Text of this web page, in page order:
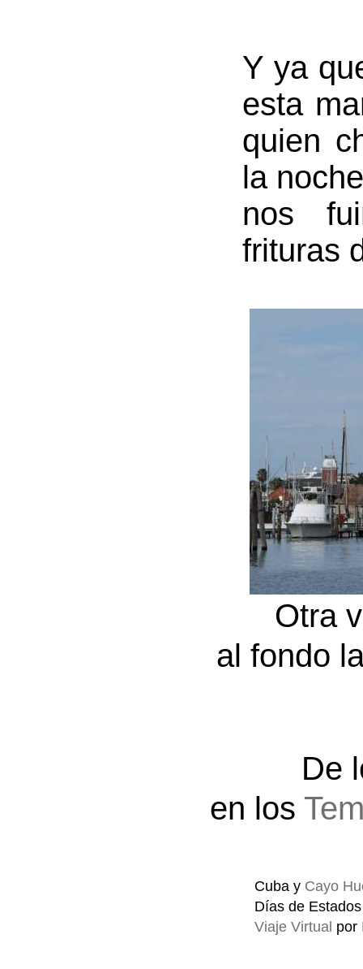
Y ya
esta
quien
la
nos
frituras
Otra
al fondo
De
en los
Cuba y Cayo
Días de
Viaje Virtual por